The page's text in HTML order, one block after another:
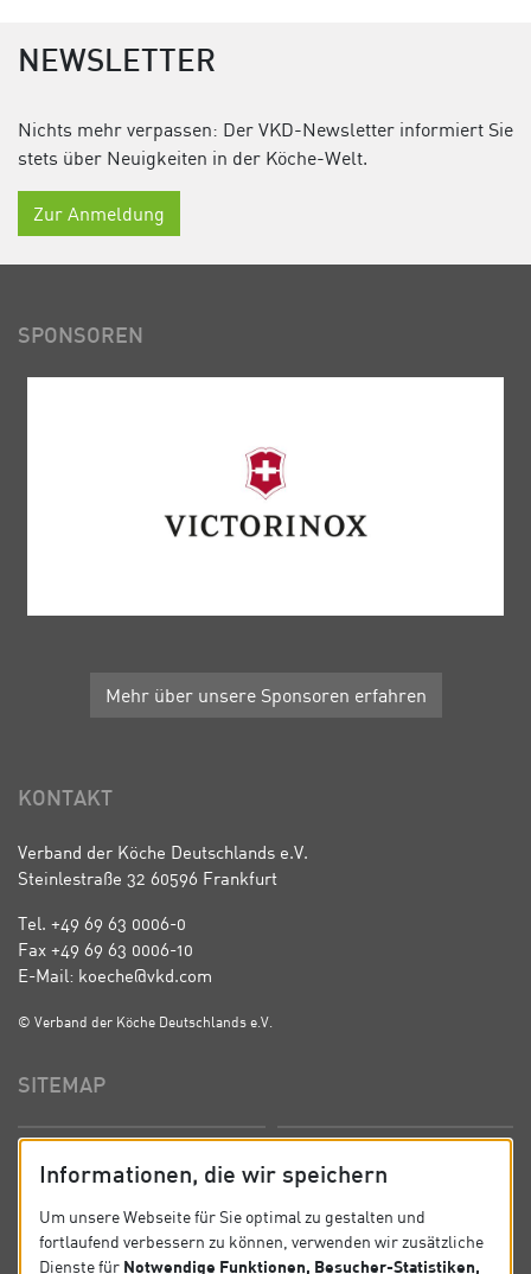
NEWSLETTER
Nichts mehr verpassen: Der VKD-Newsletter informiert Sie
stets über Neuigkeiten in der Köche-Welt.
Zur Anmeldung
SPONSOREN
Mehr über unsere Sponsoren erfahren
KONTAKT
Verband der Köche Deutschlands e.V.
Steinlestraße 32 60596 Frankfurt
Tel. +49 69 63 0006-0
Fax +49 69 63 0006-10
E-Mail: koeche@vkd.com
© Verband der Köche Deutschlands e.V.
SITEMAP
News Kontakt
Informationen, die wir speichern
Um unsere Webseite für Sie optimal zu gestalten und
fortlaufend verbessern zu können, verwenden wir zusätzliche
Dienste für Notwendige Funktionen, Besucher-Statistiken,